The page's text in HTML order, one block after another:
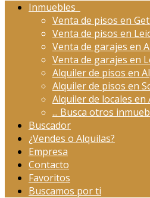
Inmuebles
Venta de pisos en
Venta de pisos en
Venta de garajes en
Venta de garajes en
Alquiler de pisos en
Alquiler de pisos en
Alquiler de locales en
... Busca otros
Buscador
¿Vendes o Alquilas?
Empresa
Contacto
Favoritos
Buscamos por ti